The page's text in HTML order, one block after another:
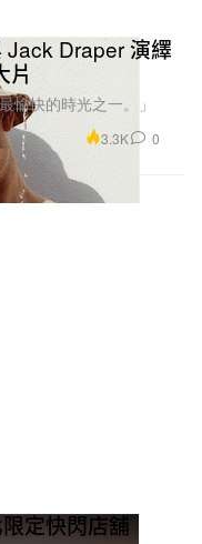
Draper 演繹
片
愉快的時光之一。」
3.3K 0
定快閃店舖